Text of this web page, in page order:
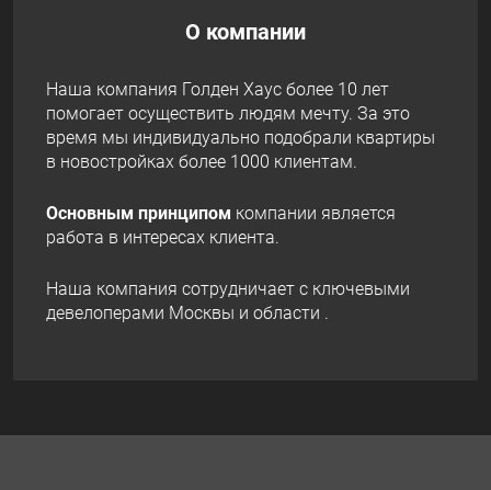
О компании
Наша компания Голден Хаус более 10 лет
помогает осуществить людям мечту. За это
время мы индивидуально подобрали квартиры
в новостройках более 1000 клиентам.
Основным принципом компании является
работа в интересах клиента.
Наша компания сотрудничает с ключевыми
девелоперами Москвы и области .